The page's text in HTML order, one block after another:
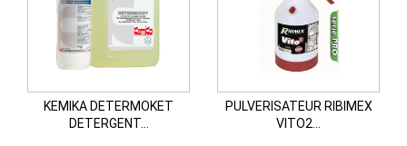
KEMIKA DETERMOKET
DETERGENT...
PULVERISATEUR RIBIMEX
VITO2...